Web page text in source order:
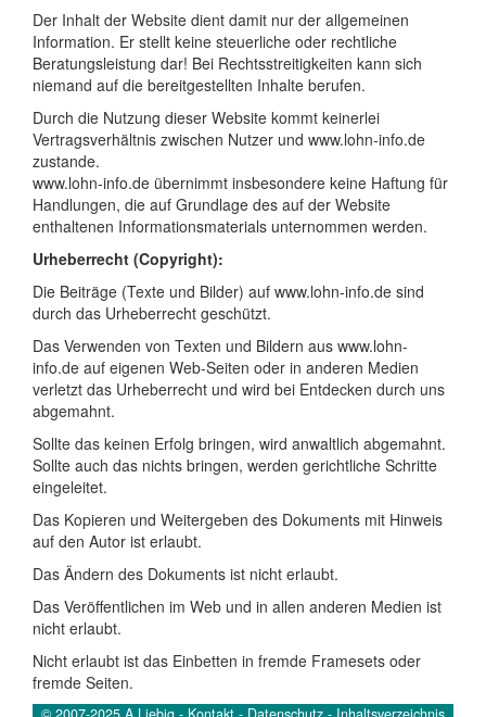
Der Inhalt der Website dient damit nur der allgemeinen
Information. Er stellt keine steuerliche oder rechtliche
Beratungsleistung dar! Bei Rechtsstreitigkeiten kann sich
niemand auf die bereitgestellten Inhalte berufen.
Durch die Nutzung dieser Website kommt keinerlei
Vertragsverhältnis zwischen Nutzer und www.lohn-info.de
zustande.
www.lohn-info.de übernimmt insbesondere keine Haftung für
Handlungen, die auf Grundlage des auf der Website
enthaltenen Informationsmaterials unternommen werden.
Urheberrecht (Copyright):
Die Beiträge (Texte und Bilder) auf www.lohn-info.de sind
durch das Urheberrecht geschützt.
Das Verwenden von Texten und Bildern aus www.lohn-
info.de auf eigenen Web-Seiten oder in anderen Medien
verletzt das Urheberrecht und wird bei Entdecken durch uns
abgemahnt.
Sollte das keinen Erfolg bringen, wird anwaltlich abgemahnt.
Sollte auch das nichts bringen, werden gerichtliche Schritte
eingeleitet.
Das Kopieren und Weitergeben des Dokuments mit Hinweis
auf den Autor ist erlaubt.
Das Ändern des Dokuments ist nicht erlaubt.
Das Veröffentlichen im Web und in allen anderen Medien ist
nicht erlaubt.
Nicht erlaubt ist das Einbetten in fremde Framesets oder
fremde Seiten.